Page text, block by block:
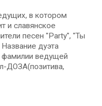
в котором
и славянское
песен "Party", "Ты
дуэта
фамилии ведущей
ДОЗА(позитива,